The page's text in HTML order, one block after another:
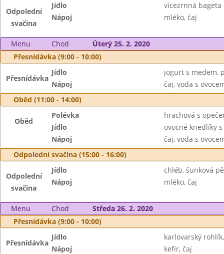
Odpolední
svačina
Jídlo
vícezrnná bageta
Nápoj
mléko, čaj
Menu Chod
Úterý 25. 2. 2020
Přesnídávka (9:00 - 10:00)
Přesnídávka
Jídlo
jogurt s medem,
Nápoj
čaj, voda s
Oběd (11:00 - 14:00)
Oběd
Polévka
hrachová s
Jídlo
ovocné knedlíky
Nápoj
čaj, voda s
Odpolední svačina (15:00 - 16:00)
Odpolední
svačina
Jídlo
chléb, šunková
Nápoj
mléko, čaj
Menu Chod
Středa 26. 2. 2020
Přesnídávka (9:00 - 10:00)
Přesnídávka
Jídlo
karlovarský
Nápoj
kefír, čaj